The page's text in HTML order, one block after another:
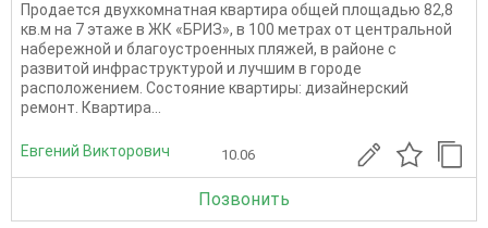
Продается двухкомнатная квартира общей площадью 82,8
кв.м на 7 этаже в ЖК «БРИЗ», в 100 метрах от центральной
набережной и благоустроенных пляжей, в районе с
развитой инфраструктурой и лучшим в городе
расположением. Состояние квартиры: дизайнерский
ремонт. Квартира...
Евгений Викторович 10.06
Позвонить